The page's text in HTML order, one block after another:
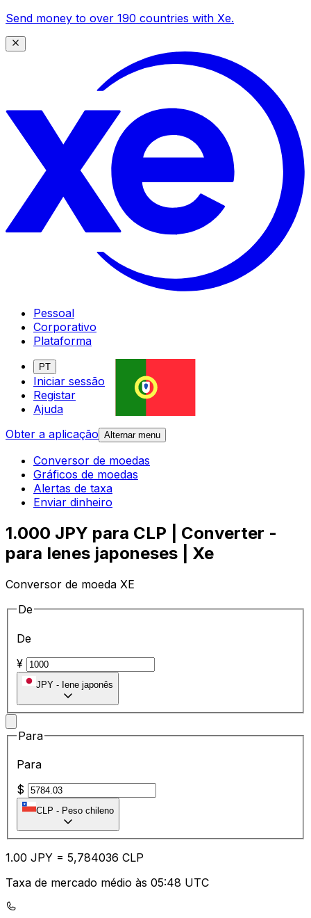
Send money to over 190 countries with Xe.
Pessoal
Corporativo
Plataforma
PT
Iniciar sessão
Registar
Ajuda
Obter a aplicação Alternar menu
Conversor de moedas
Gráficos de moedas
Alertas de taxa
Enviar dinheiro
1.000 JPY para CLP | Converter -
para Ienes japoneses | Xe
Conversor de moeda XE
De
De
¥
JPY - Iene japonês
Para
Para
$
CLP - Peso chileno
1.00 JPY = 5,784036 CLP
Taxa de mercado médio às 05:48 UTC